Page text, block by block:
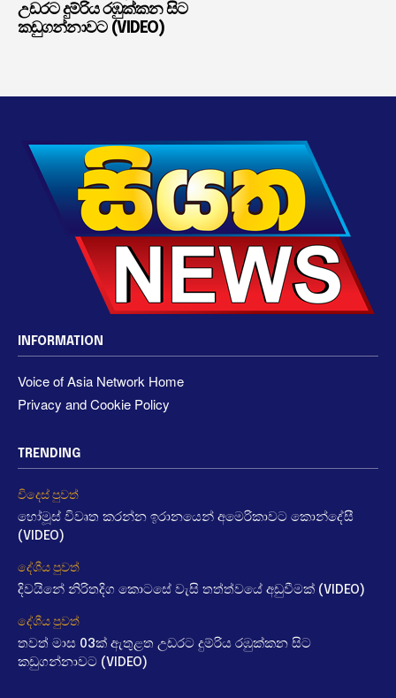
උඩරට දුම්රිය රඹුක්කන සිට
කඩුගන්නාවට (VIDEO)
INFORMATION
Voice of Asia Network Home
Privacy and Cookie Policy
TRENDING
විදෙස් පුවත්
හෝමූස් විවෘත කරන්න ඉරානයෙන් අමෙරිකාවට කොන්දේසී
(VIDEO)
දේශීය පුවත්
දිවයිනේ නිරිතදිග කොටසේ වැසි තත්ත්වයේ අඩුවීමක් (VIDEO)
දේශීය පුවත්
තවත් මාස 03ක් ඇතුළත උඩරට දුම්රිය රඹුක්කන සිට
කඩුගන්නාවට (VIDEO)